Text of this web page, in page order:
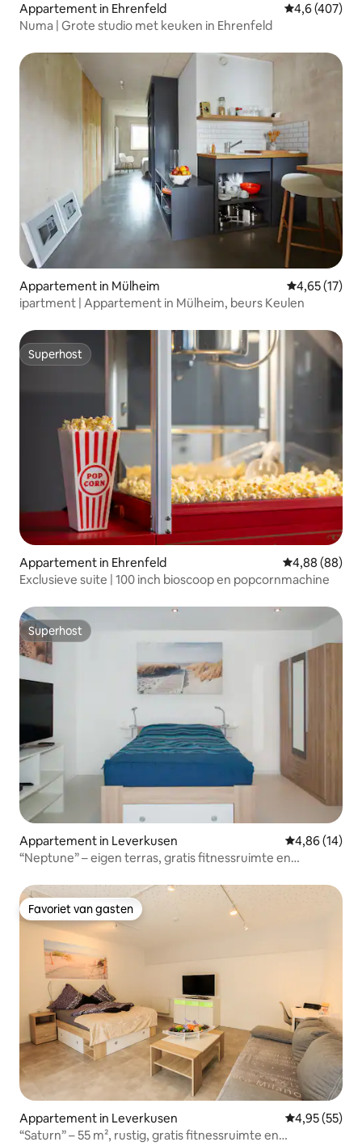
Appartement in Ehrenfeld Gemiddelde
4,6 (407)
Numa | Grote studio met keuken in Ehrenfeld
Appartement in Mülheim Gemiddelde
4,65 (17)
ipartment | Appartement in Mülheim, beurs Keulen
Superhost
Superhost
Appartement in Ehrenfeld Gemiddelde
4,88 (88)
Exclusieve suite | 100 inch bioscoop en popcornmachine
Superhost
Superhost
Appartement in Leverkusen Gemiddelde
4,86 (14)
“Neptune” – eigen terras, gratis fitnessruimte en
Favoriet van gasten
Favoriet van gasten
Appartement in Leverkusen Gemiddelde
4,95 (55)
“Saturn” – 55 m², rustig, gratis fitnessruimte en